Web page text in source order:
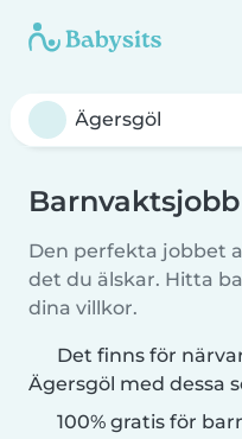
Den perfekta jobbet
det du älskar. Hitta
dina villkor.
Det finns för
Ägersgöl med dessa
100% gratis för